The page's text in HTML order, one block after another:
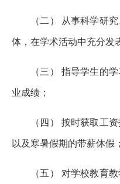
（二） 从事科学研究
体，在学术活动中充分发
（三） 指导学生的学
业成绩；
（四） 按时获取工资
以及寒暑假期的带薪休假；
（五） 对学校教育教